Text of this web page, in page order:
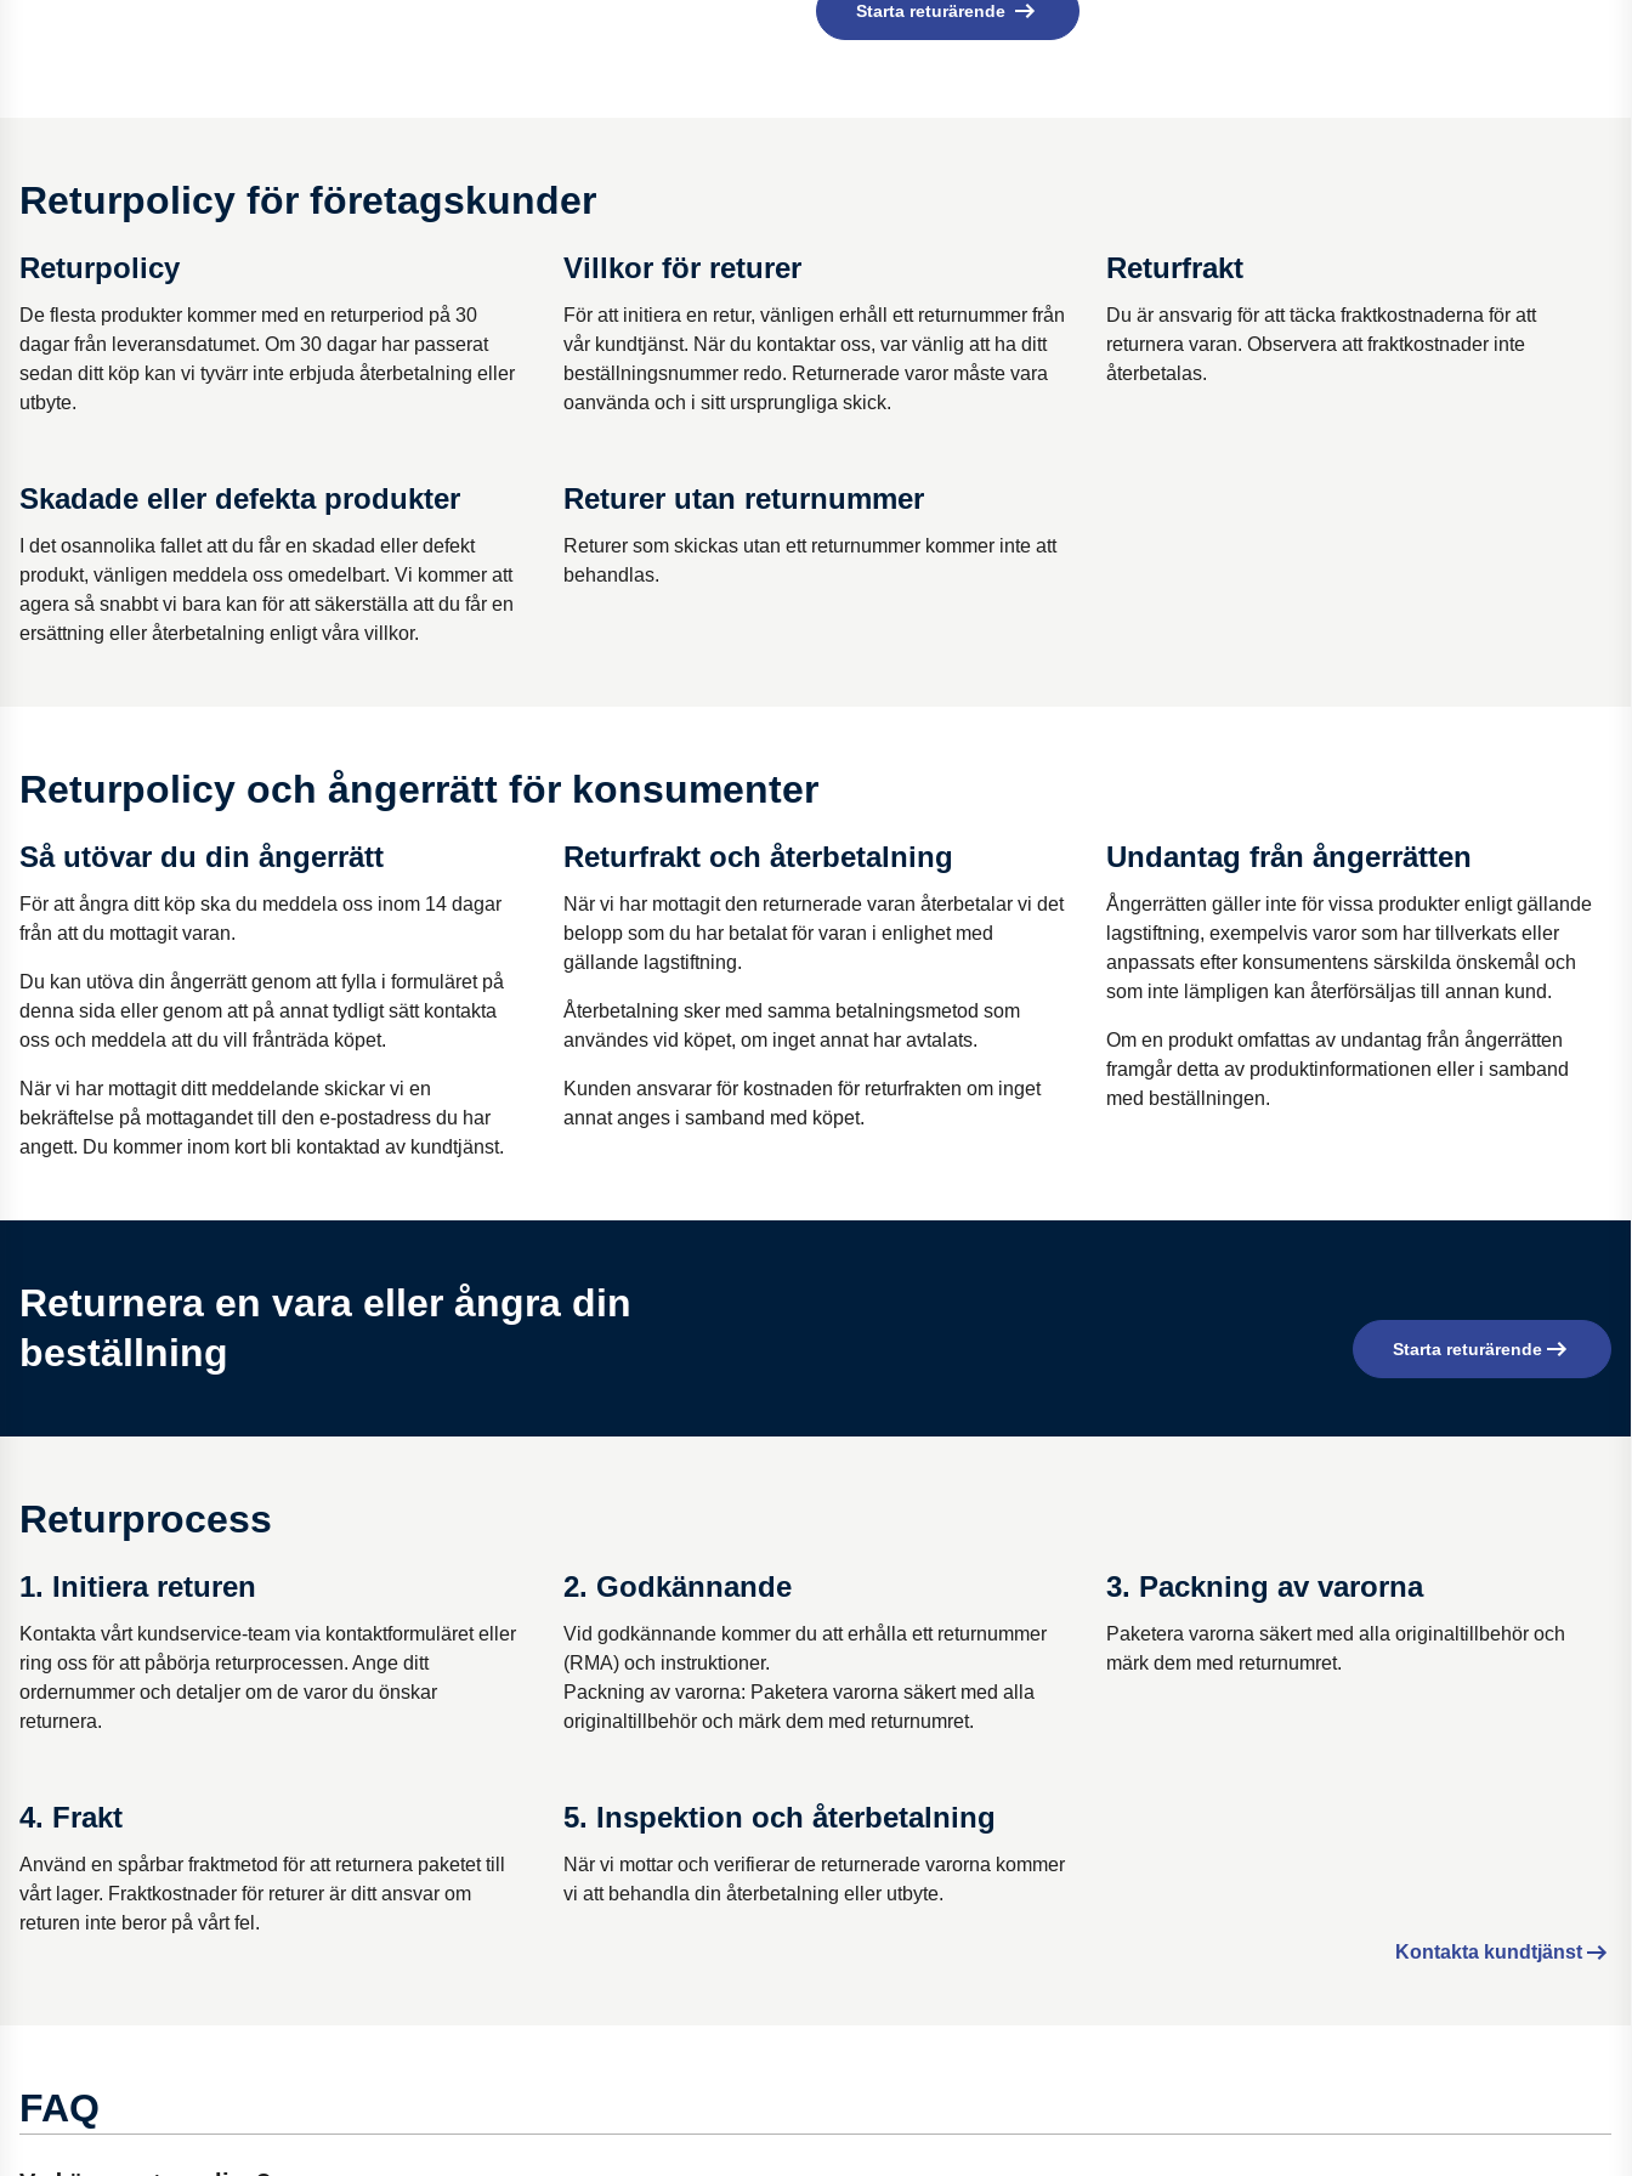
Starta returärende
Returpolicy för företagskunder
Returpolicy
De flesta produkter kommer med en returperiod på 30
dagar från leveransdatumet. Om 30 dagar har passerat
sedan ditt köp kan vi tyvärr inte erbjuda återbetalning eller
utbyte.
Villkor för returer
För att initiera en retur, vänligen erhåll ett returnummer från
vår kundtjänst. När du kontaktar oss, var vänlig att ha ditt
beställningsnummer redo. Returnerade varor måste vara
oanvända och i sitt ursprungliga skick.
Returfrakt
Du är ansvarig för att täcka fraktkostnaderna för att
returnera varan. Observera att fraktkostnader inte
återbetalas.
Skadade eller defekta produkter
I det osannolika fallet att du får en skadad eller defekt
produkt, vänligen meddela oss omedelbart. Vi kommer att
agera så snabbt vi bara kan för att säkerställa att du får en
ersättning eller återbetalning enligt våra villkor.
Returer utan returnummer
Returer som skickas utan ett returnummer kommer inte att
behandlas.
Returpolicy och ångerrätt för konsumenter
Så utövar du din ångerrätt
För att ångra ditt köp ska du meddela oss inom 14 dagar
från att du mottagit varan.
Du kan utöva din ångerrätt genom att fylla i formuläret på
denna sida eller genom att på annat tydligt sätt kontakta
oss och meddela att du vill frånträda köpet.
När vi har mottagit ditt meddelande skickar vi en
bekräftelse på mottagandet till den e-postadress du har
angett. Du kommer inom kort bli kontaktad av kundtjänst.
Returfrakt och återbetalning
När vi har mottagit den returnerade varan återbetalar vi det
belopp som du har betalat för varan i enlighet med
gällande lagstiftning.
Återbetalning sker med samma betalningsmetod som
användes vid köpet, om inget annat har avtalats.
Kunden ansvarar för kostnaden för returfrakten om inget
annat anges i samband med köpet.
Undantag från ångerrätten
Ångerrätten gäller inte för vissa produkter enligt gällande
lagstiftning, exempelvis varor som har tillverkats eller
anpassats efter konsumentens särskilda önskemål och
som inte lämpligen kan återförsäljas till annan kund.
Om en produkt omfattas av undantag från ångerrätten
framgår detta av produktinformationen eller i samband
med beställningen.
Returnera en vara eller ångra din
beställning
Starta returärende
Returprocess
1. Initiera returen
Kontakta vårt kundservice-team via kontaktformuläret eller
ring oss för att påbörja returprocessen. Ange ditt
ordernummer och detaljer om de varor du önskar
returnera.
2. Godkännande
Vid godkännande kommer du att erhålla ett returnummer
(RMA) och instruktioner.
Packning av varorna: Paketera varorna säkert med alla
originaltillbehör och märk dem med returnumret.
3. Packning av varorna
Paketera varorna säkert med alla originaltillbehör och
märk dem med returnumret.
4. Frakt
Använd en spårbar fraktmetod för att returnera paketet till
vårt lager. Fraktkostnader för returer är ditt ansvar om
returen inte beror på vårt fel.
5. Inspektion och återbetalning
När vi mottar och verifierar de returnerade varorna kommer
vi att behandla din återbetalning eller utbyte.
Kontakta kundtjänst
FAQ